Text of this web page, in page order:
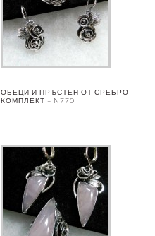
ОБЕЦИ И ПРЪСТЕН ОТ СРЕБРО –
КОМПЛЕКТ – N770